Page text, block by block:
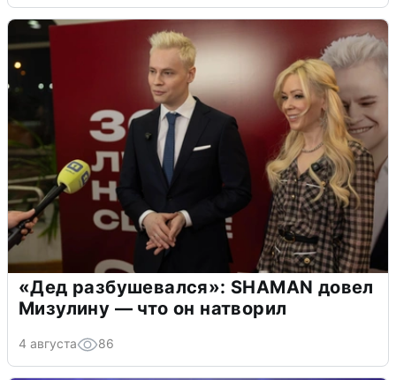
«Дед разбушевался»: SHAMAN довел
Мизулину — что он натворил
4 августа 86